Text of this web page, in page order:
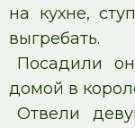
на кухне,
выгребать.
Посадили
домой в
Отвели